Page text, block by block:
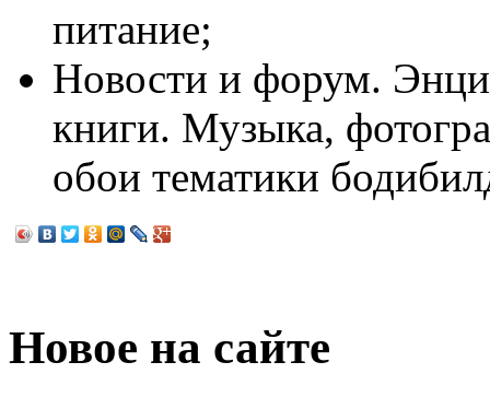
питание;
Новости и форум.
книги. Музыка,
обои тематики
Новое на сайте